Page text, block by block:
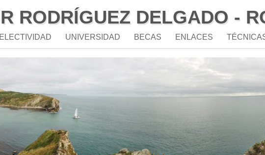
RODRÍGUEZ DELGADO -
UNIVERSIDAD BECAS ENLACES